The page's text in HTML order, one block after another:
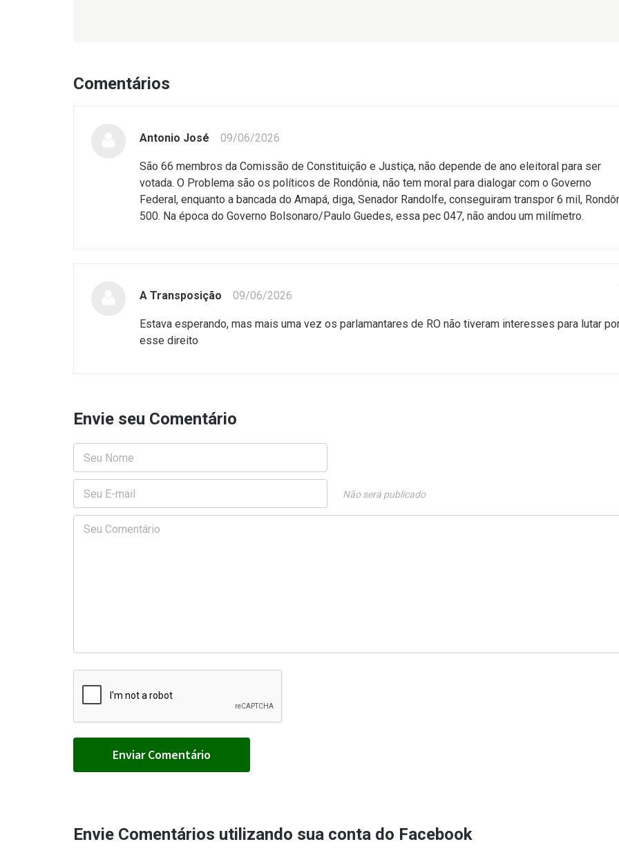
Comentários
Antonio José 09/06/2026
São 66 membros da Comissão de Constituição e Justiça, não depende de ano eleitoral para ser
votada. O Problema são os políticos de Rondônia, não tem moral para dialogar com o Governo
Federal, enquanto a bancada do Amapá, diga, Senador Randolfe, conseguiram transpor 6 mil,
500. Na época do Governo Bolsonaro/Paulo Guedes, essa pec 047, não andou um milímetro.
A Transposição 09/06/2026
Estava esperando, mas mais uma vez os parlamantares de RO não tiveram interesses para lutar
esse direito
Envie seu Comentário
Não será publicado
Envie Comentários utilizando sua conta do Facebook